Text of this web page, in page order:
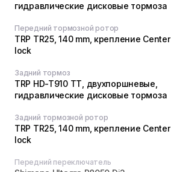
гидравлические дисковые тормоза
Передний тормозной ротор
TRP TR25, 140 mm, крепление Center
lock
Задний тормоз
TRP HD-T910 TT, двухпоршневые,
гидравлические дисковые тормоза
Задний тормозной ротор
TRP TR25, 140 mm, крепление Center
lock
Передний переключатель